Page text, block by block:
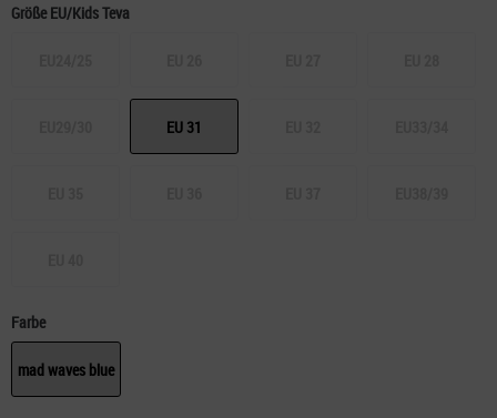
Größe EU/Kids Teva
EU 31
Farbe
mad waves blue